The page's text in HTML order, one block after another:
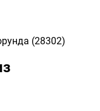
(28302)